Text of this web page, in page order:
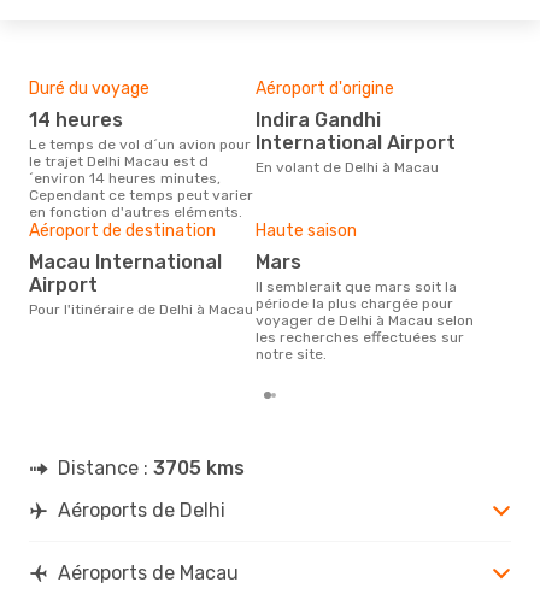
Duré du voyage
14 heures
Le temps de vol d´un avion pour
le trajet Delhi Macau est d
´environ 14 heures minutes,
Cependant ce temps peut varier
en fonction d'autres eléments.
Aéroport d'origine
Indira Gandhi
International Airport
En volant de Delhi à Macau
Aéroport de destination
Macau International
Airport
Pour l'itinéraire de Delhi à Macau
Haute saison
mars
Il semblerait que mars soit la
période la plus chargée pour
voyager de Delhi à Macau selon
les recherches effectuées sur
notre site.
Distance : 3705 kms
Aéroports de Delhi
Aéroports de Macau